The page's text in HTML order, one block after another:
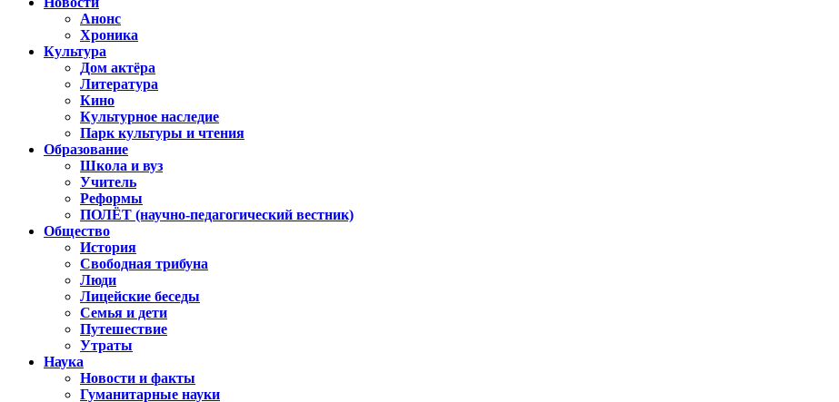
Анонс
Хроника
Культура
Дом актёра
Литература
Кино
Культурное наследие
Парк культуры и чтения
Образование
Школа и вуз
Учитель
Реформы
ПОЛЁТ (научно-педагогический вестник)
Общество
История
Свободная трибуна
Люди
Лицейские беседы
Семья и дети
Путешествие
Утраты
Наука
Новости и факты
Гуманитарные науки